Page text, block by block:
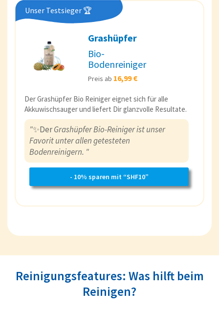
Unser Testsieger 🏆
Grashüpfer
Bio-
Bodenreiniger
Preis ab 16,99 €
Der Grashüpfer Bio Reiniger eignet sich für alle
Akkuwischsauger und liefert Dir glanzvolle Resultate.
"✨DerGrashüpfer Bio-Reiniger ist unser
Favorit unter allen getesteten
Bodenreinigern. "
- 10% sparen mit “SHF10”
Reinigungsfeatures: Was hilft beim
Reinigen?